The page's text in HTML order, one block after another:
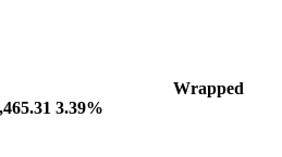
Wrapped
3.39%